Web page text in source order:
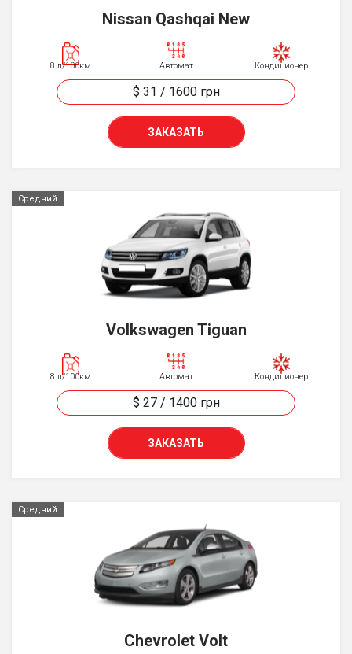
Nissan Qashqai New
8 л/100км Автомат Кондиционер
$ 31 / 1600 грн
ЗАКАЗАТЬ
Средний
Volkswagen Tiguan
8 л/100км Автомат Кондиционер
$ 27/ 1400 грн
ЗАКАЗАТЬ
Средний
Chevrolet Volt